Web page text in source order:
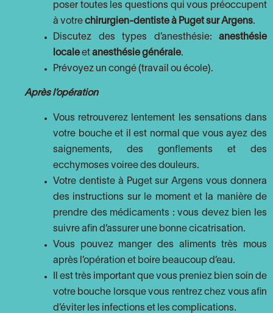
poser toutes les questions qui vous préoccupent
à votre chirurgien-dentiste à Puget sur Argens.
Discutez des types d’anesthésie: anesthésie
locale et anesthésie générale.
Prévoyez un congé (travail ou école).
Après l’opération
Vous retrouverez lentement les sensations dans
votre bouche et il est normal que vous ayez des
saignements, des gonflements et des
ecchymoses voiree des douleurs.
Votre dentiste à Puget sur Argens vous donnera
des instructions sur le moment et la manière de
prendre des médicaments : vous devez bien les
suivre afin d’assurer une bonne cicatrisation.
Vous pouvez manger des aliments très mous
après l’opération et boire beaucoup d’eau.
Il est très important que vous preniez bien soin de
votre bouche lorsque vous rentrez chez vous afin
d’éviter les infections et les complications.